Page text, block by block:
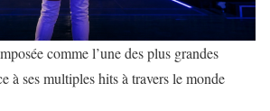
comme l’une des plus grandes
à ses multiples hits à travers le monde